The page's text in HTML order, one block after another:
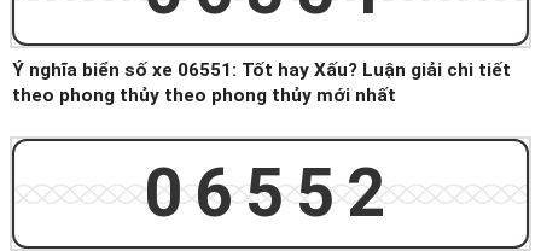
Ý nghĩa biển số xe 06551: Tốt hay Xấu? Luận giải chi tiết
theo phong thủy theo phong thủy mới nhất
06552